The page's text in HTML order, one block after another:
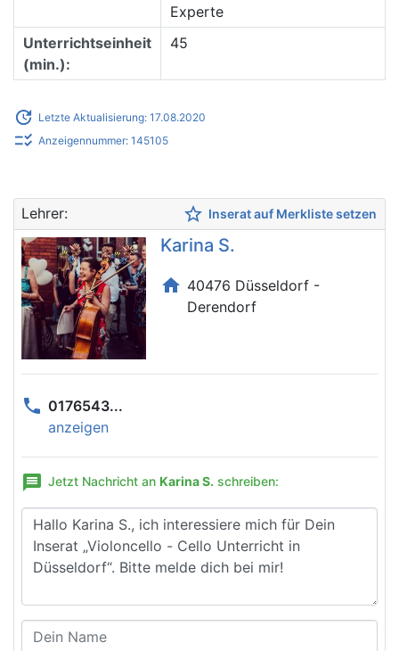
Experte
Unterrichtseinheit
(min.):
45
update Letzte Aktualisierung: 17.08.2020
checklist_rtl Anzeigennummer: 145105
Lehrer: star_border Inserat auf Merkliste setzen
Karina S.
home 40476 Düsseldorf -
Derendorf
phone 0176543...
anzeigen
message Jetzt Nachricht an Karina S. schreiben: